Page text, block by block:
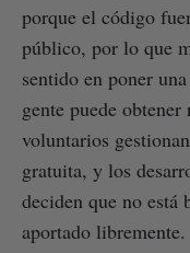
porque el código
público, por lo que
sentido en poner
gente puede
voluntarios
gratuita, y los
deciden que no está
aportado libremente.